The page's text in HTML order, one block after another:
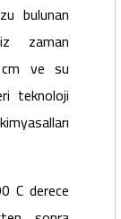
bulunan
zaman
cm ve su
teknoloji
C derece